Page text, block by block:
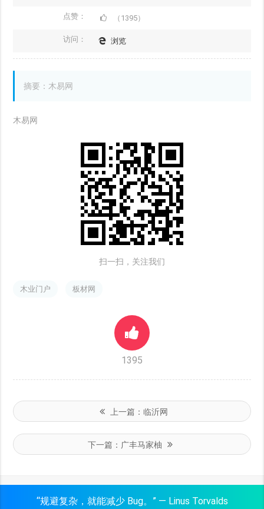
点赞： （1395）
访问： 浏览
摘要：木易网
木易网
扫一扫，关注我们
木业门户 板材网
1395
上一篇： 临沂网
下一篇： 广丰马家柚
“规避复杂，就能减少 Bug。” — Linus Torvalds